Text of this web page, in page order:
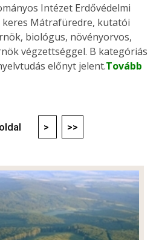
Intézet Erdővédelmi
Mátrafüredre, kutatói
biológus, növényorvos,
végzettséggel. B kategóriás
előnyt jelent.Tovább
> >>